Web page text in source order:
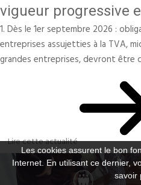
vigueur progressive
1. Dès le 1er septembre 2026 :
entreprises assujetties à la TVA,
grandes entreprises, devront être
Lire cette actualité
Les cookies assurent le bon
Internet. En utilisant ce dernier,
savoir